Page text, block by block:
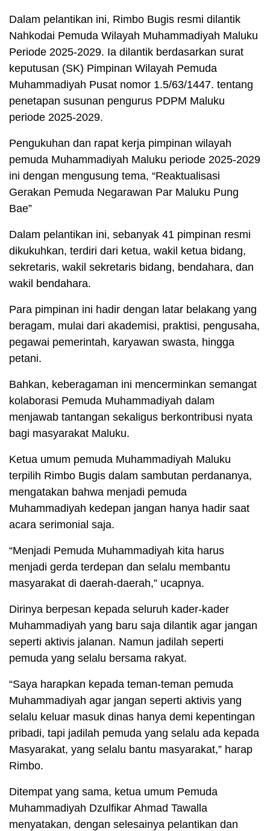
Dalam pelantikan ini, Rimbo Bugis resmi dilantik
Nahkodai Pemuda Wilayah Muhammadiyah Maluku
Periode 2025-2029. Ia dilantik berdasarkan surat
keputusan (SK) Pimpinan Wilayah Pemuda
Muhammadiyah Pusat nomor 1.5/63/1447. tentang
penetapan susunan pengurus PDPM Maluku
periode 2025-2029.
Pengukuhan dan rapat kerja pimpinan wilayah
pemuda Muhammadiyah Maluku periode 2025-2029
ini dengan mengusung tema, “Reaktualisasi
Gerakan Pemuda Negarawan Par Maluku Pung
Bae”
Dalam pelantikan ini, sebanyak 41 pimpinan resmi
dikukuhkan, terdiri dari ketua, wakil ketua bidang,
sekretaris, wakil sekretaris bidang, bendahara, dan
wakil bendahara.
Para pimpinan ini hadir dengan latar belakang yang
beragam, mulai dari akademisi, praktisi, pengusaha,
pegawai pemerintah, karyawan swasta, hingga
petani.
Bahkan, keberagaman ini mencerminkan semangat
kolaborasi Pemuda Muhammadiyah dalam
menjawab tantangan sekaligus berkontribusi nyata
bagi masyarakat Maluku.
Ketua umum pemuda Muhammadiyah Maluku
terpilih Rimbo Bugis dalam sambutan perdananya,
mengatakan bahwa menjadi pemuda
Muhammadiyah kedepan jangan hanya hadir saat
acara serimonial saja.
“Menjadi Pemuda Muhammadiyah kita harus
menjadi gerda terdepan dan selalu membantu
masyarakat di daerah-daerah,” ucapnya.
Dirinya berpesan kepada seluruh kader-kader
Muhammadiyah yang baru saja dilantik agar jangan
seperti aktivis jalanan. Namun jadilah seperti
pemuda yang selalu bersama rakyat.
“Saya harapkan kepada teman-teman pemuda
Muhammadiyah agar jangan seperti aktivis yang
selalu keluar masuk dinas hanya demi kepentingan
pribadi, tapi jadilah pemuda yang selalu ada kepada
Masyarakat, yang selalu bantu masyarakat,” harap
Rimbo.
Ditempat yang sama, ketua umum Pemuda
Muhammadiyah Dzulfikar Ahmad Tawalla
menyatakan, dengan selesainya pelantikan dan